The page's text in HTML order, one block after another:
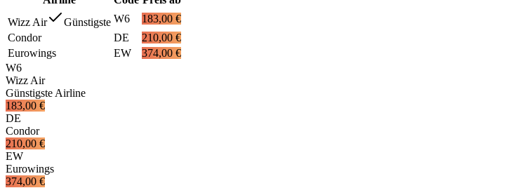
Wizz Air
Günstigste W6
183,00 €
Condor
DE
210,00 €
Eurowings
EW
374,00 €
W6
Wizz Air
Günstigste Airline
183,00 €
DE
Condor
210,00 €
EW
Eurowings
374,00 €